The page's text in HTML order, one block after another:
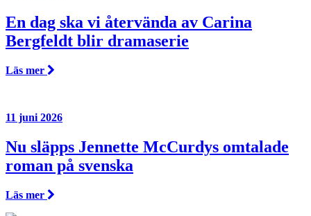
En dag ska vi återvända av Carina
Bergfeldt blir dramaserie
Läs mer
11 juni 2026
Nu släpps Jennette McCurdys omtalade
roman på svenska
Läs mer